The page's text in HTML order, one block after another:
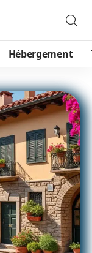
Hébergement